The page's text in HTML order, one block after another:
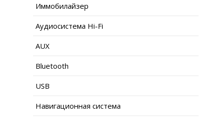
Иммобилайзер
Аудиосистема Hi-Fi
AUX
Bluetooth
USB
Навигационная система